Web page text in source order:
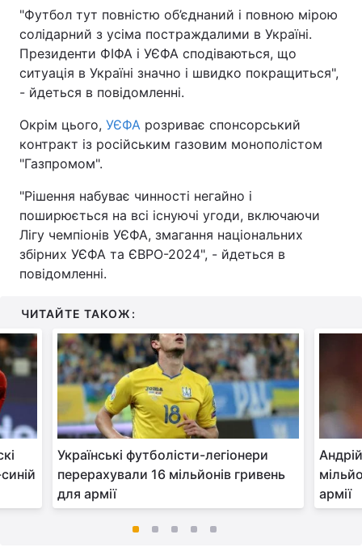
"Футбол тут повністю об’єднаний і повною мірою
солідарний з усіма постраждалими в Україні.
Президенти ФІФА і УЄФА сподіваються, що
ситуація в Україні значно і швидко покращиться",
- йдеться в повідомленні.
Окрім цього, УЄФА розриває спонсорський
контракт із російським газовим монополістом
"Газпромом".
"Рішення набуває чинності негайно і
поширюється на всі існуючі угоди, включаючи
Лігу чемпіонів УЄФА, змагання національних
збірних УЄФА та ЄВРО-2024", - йдеться в
повідомленні.
ЧИТАЙТЕ ТАКОЖ:
Українські футболісти-легіонери
перерахували 16 мільйонів гривень
для армії
армії